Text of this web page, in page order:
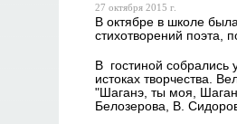
27 октября 2015 г.
В октябре в школе
стихотворений поэта,
В гостиной собрались
истоках творчества.
"Шаганэ, ты моя,
Белозерова, В.